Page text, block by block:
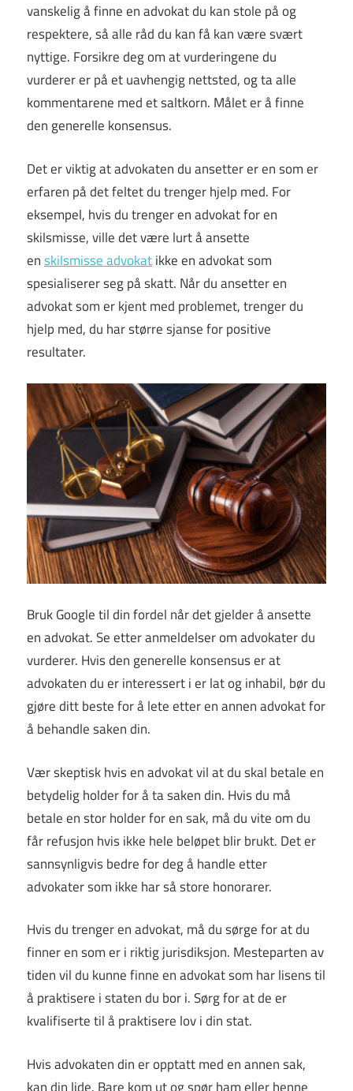
vanskelig å finne en advokat du kan stole på og
respektere, så alle råd du kan få kan være svært
nyttige. Forsikre deg om at vurderingene du
vurderer er på et uavhengig nettsted, og ta alle
kommentarene med et saltkorn. Målet er å finne
den generelle konsensus.
Det er viktig at advokaten du ansetter er en som er
erfaren på det feltet du trenger hjelp med. For
eksempel, hvis du trenger en advokat for en
skilsmisse, ville det være lurt å ansette
enskilsmisse advokatikke en advokat som
spesialiserer seg på skatt. Når du ansetter en
advokat som er kjent med problemet, trenger du
hjelp med, du har større sjanse for positive
resultater.
Bruk Google til din fordel når det gjelder å ansette
en advokat. Se etter anmeldelser om advokater du
vurderer. Hvis den generelle konsensus er at
advokaten du er interessert i er lat og inhabil, bør du
gjøre ditt beste for å lete etter en annen advokat for
å behandle saken din.
Vær skeptisk hvis en advokat vil at du skal betale en
betydelig holder for å ta saken din. Hvis du må
betale en stor holder for en sak, må du vite om du
får refusjon hvis ikke hele beløpet blir brukt. Det er
sannsynligvis bedre for deg å handle etter
advokater som ikke har så store honorarer.
Hvis du trenger en advokat, må du sørge for at du
finner en som er i riktig jurisdiksjon. Mesteparten av
tiden vil du kunne finne en advokat som har lisens til
å praktisere i staten du bor i. Sørg for at de er
kvalifiserte til å praktisere lov i din stat.
Hvis advokaten din er opptatt med en annen sak,
kan din lide. Bare kom ut og spør ham eller henne